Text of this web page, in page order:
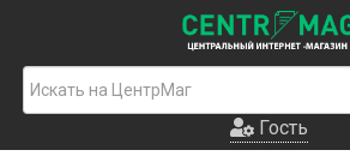
Гость
Гость